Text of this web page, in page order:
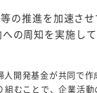
の推進を加速させ
の周知を実施して
開発基金が共同で作
組むことで、企業活動